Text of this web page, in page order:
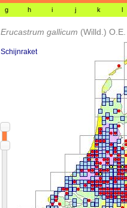
g h i j k l
Erucastrum gallicum (Willd.)
Schijnraket